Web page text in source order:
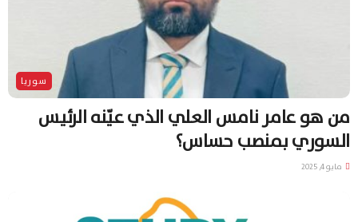
سوريا
من هو عامر نامس العلي الذي عيّنه الرئيس
السوري بمنصب حساس؟
مايو 4, 2025